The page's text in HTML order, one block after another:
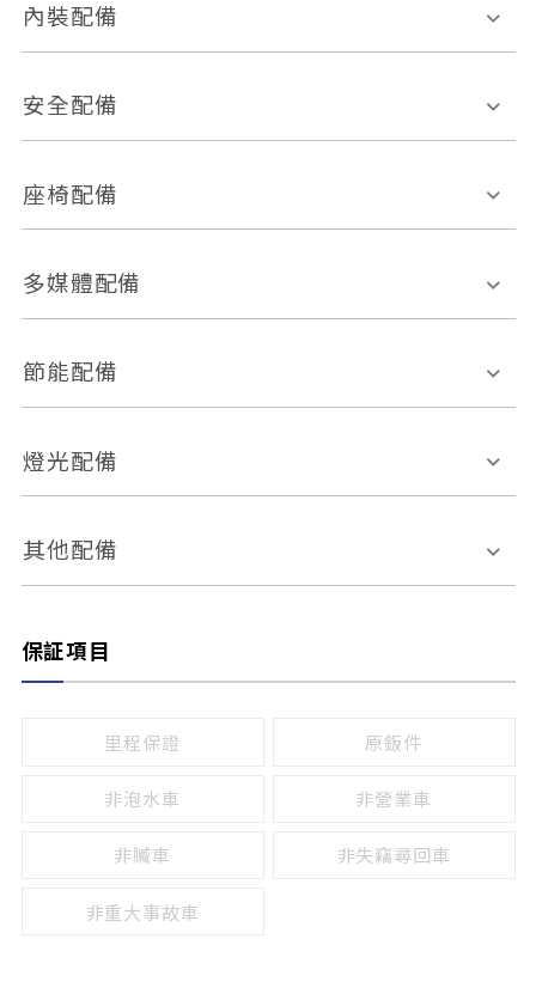
電動天窗
後視鏡方向指示燈
內裝配備
多功能方向盤
恆溫空調
安全配備
前座正面氣囊
ABS防鎖死
車道偏離警示
自動停車系統 盲點偵測系統
倒車雷達
座椅配備
皮椅
無
有
多媒體配備
外部音源接入
節能配備
引擎啟閉系統
燈光配備
感應頭燈
頭燈光源
其他配備
保証項目
里程保證 原鈑件
非泡水車 非營業車
非贓車 非失竊尋回車
非重大事故車